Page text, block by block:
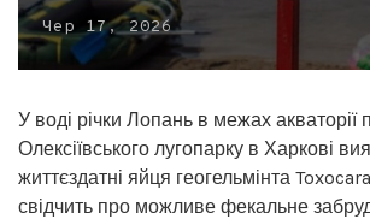
Чер 17, 2026
У воді річки Лопань в межах акваторії
Олексіївського лугопарку в Харкові
життєздатні яйця геогельмінта
свідчить про можливе фекальне